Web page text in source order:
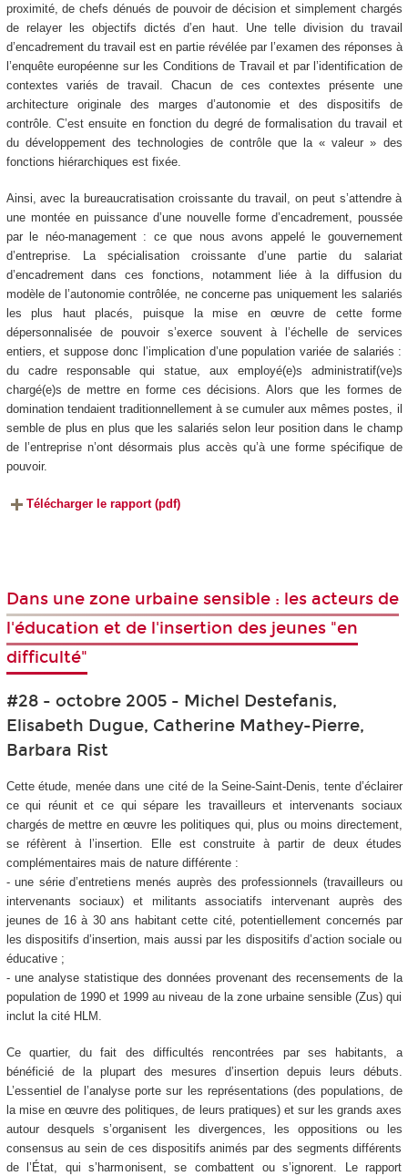
proximité, de chefs dénués de pouvoir de décision et simplement chargés
de relayer les objectifs dictés d’en haut. Une telle division du travail
d’encadrement du travail est en partie révélée par l’examen des réponses à
l’enquête européenne sur les Conditions de Travail et par l’identification de
contextes variés de travail. Chacun de ces contextes présente une
architecture originale des marges d’autonomie et des dispositifs de
contrôle. C’est ensuite en fonction du degré de formalisation du travail et
du développement des technologies de contrôle que la « valeur » des
fonctions hiérarchiques est fixée.
Ainsi, avec la bureaucratisation croissante du travail, on peut s’attendre à
une montée en puissance d’une nouvelle forme d’encadrement, poussée
par le néo-management : ce que nous avons appelé le gouvernement
d’entreprise. La spécialisation croissante d’une partie du salariat
d’encadrement dans ces fonctions, notamment liée à la diffusion du
modèle de l’autonomie contrôlée, ne concerne pas uniquement les salariés
les plus haut placés, puisque la mise en œuvre de cette forme
dépersonnalisée de pouvoir s’exerce souvent à l’échelle de services
entiers, et suppose donc l’implication d’une population variée de salariés :
du cadre responsable qui statue, aux employé(e)s administratif(ve)s
chargé(e)s de mettre en forme ces décisions. Alors que les formes de
domination tendaient traditionnellement à se cumuler aux mêmes postes, il
semble de plus en plus que les salariés selon leur position dans le champ
de l’entreprise n’ont désormais plus accès qu’à une forme spécifique de
pouvoir.
Télécharger le rapport (pdf)
Dans une zone urbaine sensible : les acteurs de
l'éducation et de l'insertion des jeunes "en
difficulté"
#28 - octobre 2005 - Michel Destefanis,
Elisabeth Dugue, Catherine Mathey-Pierre,
Barbara Rist
Cette étude, menée dans une cité de la Seine-Saint-Denis, tente d’éclairer
ce qui réunit et ce qui sépare les travailleurs et intervenants sociaux
chargés de mettre en œuvre les politiques qui, plus ou moins directement,
se réfèrent à l’insertion. Elle est construite à partir de deux études
complémentaires mais de nature différente :
- une série d’entretiens menés auprès des professionnels (travailleurs ou
intervenants sociaux) et militants associatifs intervenant auprès des
jeunes de 16 à 30 ans habitant cette cité, potentiellement concernés par
les dispositifs d’insertion, mais aussi par les dispositifs d’action sociale ou
éducative ;
- une analyse statistique des données provenant des recensements de la
population de 1990 et 1999 au niveau de la zone urbaine sensible (Zus) qui
inclut la cité HLM.
Ce quartier, du fait des difficultés rencontrées par ses habitants, a
bénéficié de la plupart des mesures d’insertion depuis leurs débuts.
L’essentiel de l’analyse porte sur les représentations (des populations, de
la mise en œuvre des politiques, de leurs pratiques) et sur les grands axes
autour desquels s’organisent les divergences, les oppositions ou les
consensus au sein de ces dispositifs animés par des segments différents
de l’État, qui s’harmonisent, se combattent ou s’ignorent. Le rapport